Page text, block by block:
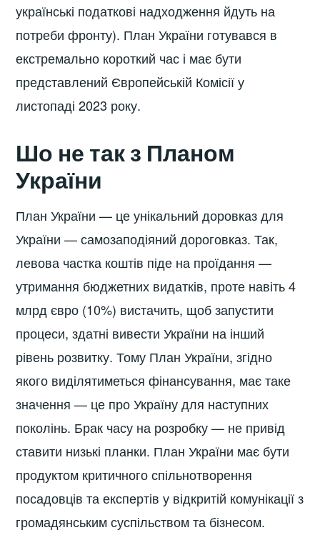
українські податкові надходження йдуть на
потреби фронту). План України готувався в
екстремально короткий час і має бути
представлений Європейській Комісії у
листопаді 2023 року.
Шо не так з Планом
України
План України — це унікальний доровказ для
України — самозаподіяний дороговказ. Так,
левова частка коштів піде на проїдання —
утримання бюджетних видатків, проте навіть 4
млрд євро (10%) вистачить, щоб запустити
процеси, здатні вивести України на інший
рівень розвитку. Тому План України, згідно
якого виділятиметься фінансування, має таке
значення — це про Україну для наступних
поколінь. Брак часу на розробку — не привід
ставити низькі планки. План України має бути
продуктом критичного спільнотворення
посадовців та експертів у відкритій комунікації з
громадянським суспільством та бізнесом.